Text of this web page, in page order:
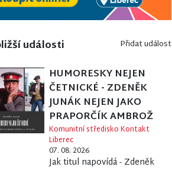
události Přidat událost
HUMORESKY NEJEN
ČETNICKÉ - ZDENĚK
JUNÁK NEJEN JAKO
PRAPORČÍK AMBROŽ
Komunitní středisko Kontakt
Liberec
07. 08. 2026
Jak titul napovídá - Zdeněk